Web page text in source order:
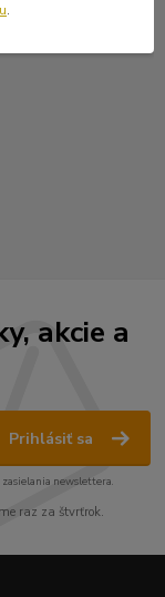
traku 2 cm.
akcie a
Prihlásiť sa
zasielania newslettera.
raz za štvrťrok.
.